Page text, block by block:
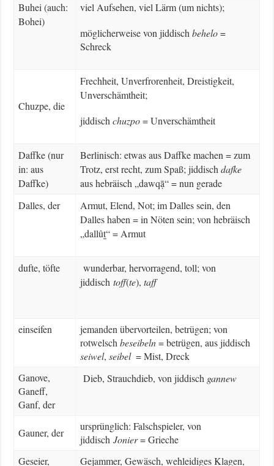
Buhei (auch:
Bohei)
viel Aufsehen, viel Lärm (um nichts);
möglicherweise von jiddischbehelo=
Schreck
Chuzpe, die
Frechheit, Unverfrorenheit, Dreistigkeit,
Unverschämtheit;
jiddischchuzpo= Unverschämtheit
Daffke (nur
in: aus
Daffke)
Berlinisch: etwas aus Daffke machen = zum
Trotz, erst recht, zum Spaß; jiddischdafke
aus hebräisch „dawqạ̄“ = nun gerade
Dalles, der
Armut, Elend, Not; im Dalles sein, den
Dalles haben = in Nöten sein; von hebräisch
„dallûṯ“ = Armut
dufte, töfte
wunderbar, hervorragend, toll; von
jiddisch toff(te), taff
einseifen
jemanden übervorteilen, betrügen; von
rotwelschbeseibeln= betrügen, aus jiddisch
seiwel, seibel= Mist, Dreck
Ganove,
Ganeff,
Ganf, der
Dieb, Strauchdieb, von jiddisch gannew
Gauner, der
ursprünglich: Falschspieler, von
jiddisch Jonier= Grieche
Geseier,
Gejammer, Gewäsch, wehleidiges Klagen,